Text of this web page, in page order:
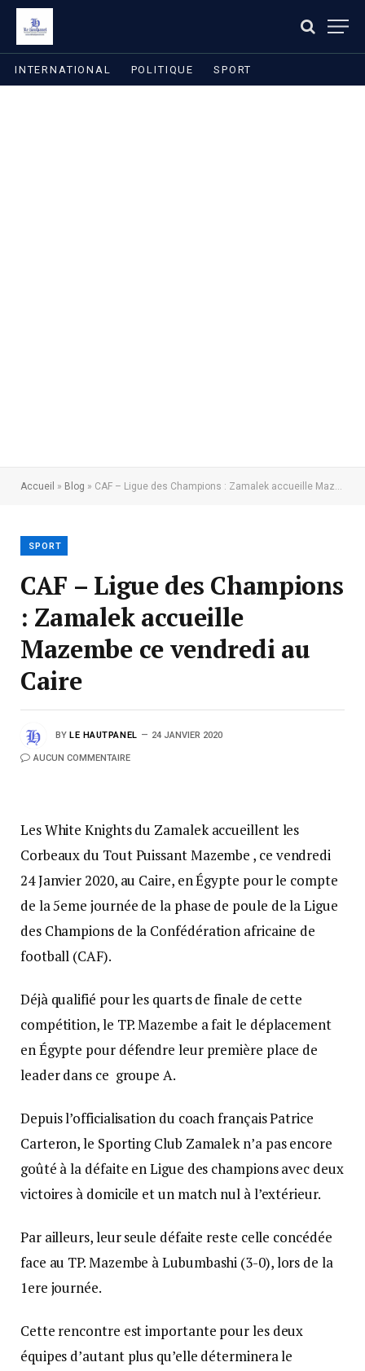
INTERNATIONAL POLITIQUE SPORT
Accueil » Blog » CAF – Ligue des Champions : Zamalek accueille Mazembe ce vendredi au Caire
SPORT
CAF – Ligue des Champions
: Zamalek accueille
Mazembe ce vendredi au
Caire
BY LE HAUTPANEL 24 JANVIER 2020
AUCUN COMMENTAIRE
Les White Knights du Zamalek accueillent les
Corbeaux du Tout Puissant Mazembe , ce vendredi
24 Janvier 2020, au Caire, en Égypte pour le compte
de la 5eme journée de la phase de poule de la Ligue
des Champions de la Confédération africaine de
football (CAF).
Déjà qualifié pour les quarts de finale de cette
compétition, le TP. Mazembe a fait le déplacement
en Égypte pour défendre leur première place de
leader dans ce groupe A.
Depuis l’officialisation du coach français Patrice
Carteron, le Sporting Club Zamalek n’a pas encore
goûté à la défaite en Ligue des champions avec deux
victoires à domicile et un match nul à l’extérieur.
Par ailleurs, leur seule défaite reste celle concédée
face au TP. Mazembe à Lubumbashi (3-0), lors de la
1ere journée.
Cette rencontre est importante pour les deux
équipes d’autant plus qu’elle déterminera le